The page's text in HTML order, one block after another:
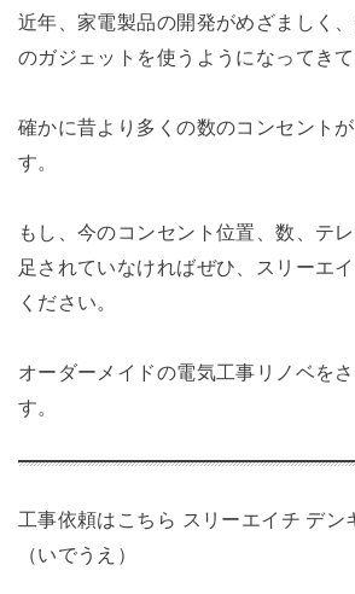
近年、家電製品の開発がめざましく
のガジェットを使うようになってきて
確かに昔より多くの数のコンセント
す。
もし、今のコンセント位置、数、テ
足されていなければぜひ、スリーエ
ください。
オーダーメイドの電気工事リノベを
す。
工事依頼はこちら スリーエイチ デ
（いでうえ）